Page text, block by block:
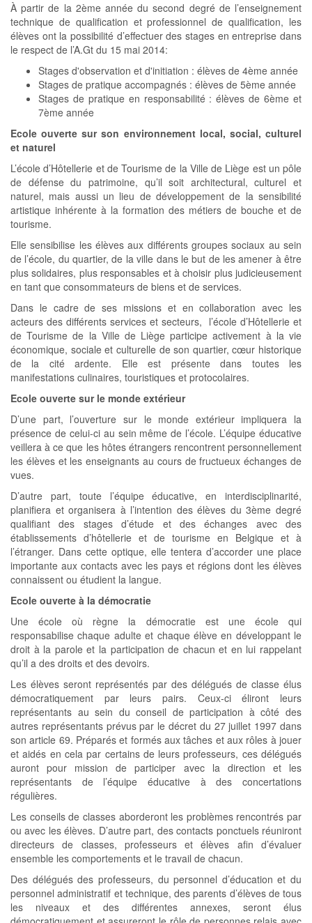
À partir de la 2ème année du second degré de l’enseignement
technique de qualification et professionnel de qualification, les
élèves ont la possibilité d’effectuer des stages en entreprise dans
le respect de l’A.Gt du 15 mai 2014:
Stages d'observation et d'initiation : élèves de 4ème année
Stages de pratique accompagnés : élèves de 5ème année
Stages de pratique en responsabilité : élèves de 6ème et
7ème année
Ecole ouverte sur son environnement local, social, culturel
et naturel
L’école d’Hôtellerie et de Tourisme de la Ville de Liège est un pôle
de défense du patrimoine, qu’il soit architectural, culturel et
naturel, mais aussi un lieu de développement de la sensibilité
artistique inhérente à la formation des métiers de bouche et de
tourisme.
Elle sensibilise les élèves aux différents groupes sociaux au sein
de l’école, du quartier, de la ville dans le but de les amener à être
plus solidaires, plus responsables et à choisir plus judicieusement
en tant que consommateurs de biens et de services.
Dans le cadre de ses missions et en collaboration avec les
acteurs des différents services et secteurs, l’école d’Hôtellerie et
de Tourisme de la Ville de Liège participe activement à la vie
économique, sociale et culturelle de son quartier, cœur historique
de la cité ardente. Elle est présente dans toutes les
manifestations culinaires, touristiques et protocolaires.
Ecole ouverte sur le monde extérieur
D’une part, l’ouverture sur le monde extérieur impliquera la
présence de celui-ci au sein même de l’école. L’équipe éducative
veillera à ce que les hôtes étrangers rencontrent personnellement
les élèves et les enseignants au cours de fructueux échanges de
vues.
D’autre part, toute l’équipe éducative, en interdisciplinarité,
planifiera et organisera à l’intention des élèves du 3ème degré
qualifiant des stages d’étude et des échanges avec des
établissements d’hôtellerie et de tourisme en Belgique et à
l’étranger. Dans cette optique, elle tentera d’accorder une place
importante aux contacts avec les pays et régions dont les élèves
connaissent ou étudient la langue.
Ecole ouverte à la démocratie
Une école où règne la démocratie est une école qui
responsabilise chaque adulte et chaque élève en développant le
droit à la parole et la participation de chacun et en lui rappelant
qu’il a des droits et des devoirs.
Les élèves seront représentés par des délégués de classe élus
démocratiquement par leurs pairs. Ceux-ci éliront leurs
représentants au sein du conseil de participation à côté des
autres représentants prévus par le décret du 27 juillet 1997 dans
son article 69. Préparés et formés aux tâches et aux rôles à jouer
et aidés en cela par certains de leurs professeurs, ces délégués
auront pour mission de participer avec la direction et les
représentants de l’équipe éducative à des concertations
régulières.
Les conseils de classes aborderont les problèmes rencontrés par
ou avec les élèves. D’autre part, des contacts ponctuels réuniront
directeurs de classes, professeurs et élèves afin d’évaluer
ensemble les comportements et le travail de chacun.
Des délégués des professeurs, du personnel d’éducation et du
personnel administratif et technique, des parents d’élèves de tous
les niveaux et des différentes annexes, seront élus